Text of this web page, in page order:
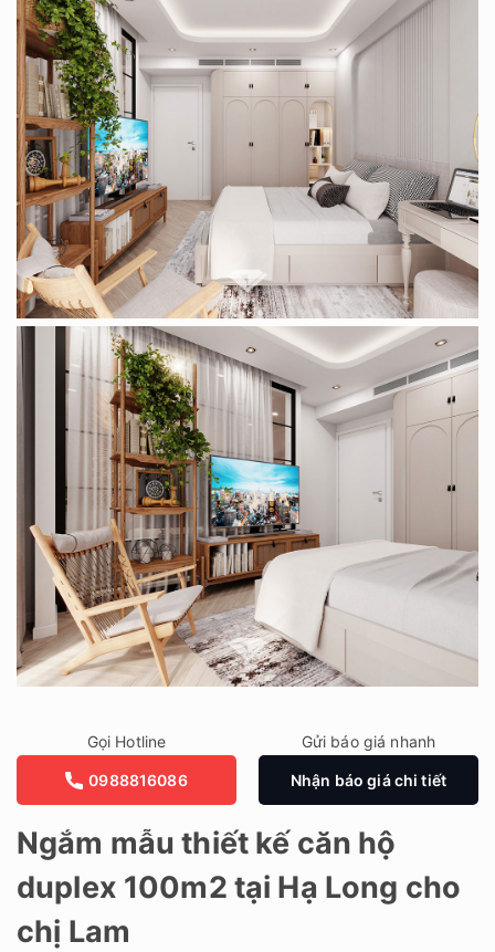
Ngắm mẫu thiết kế căn hộ
duplex 100m2 tại Hạ Long cho
chị Lam
Gọi Hotline
0988816086
Gửi báo giá nhanh
Nhận báo giá chi tiết